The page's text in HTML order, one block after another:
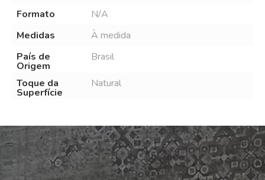
Formato
N/A
Medidas
À medida
País de
Origem
Brasil
Toque da
Superfície
Natural